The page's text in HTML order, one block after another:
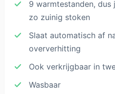
9 warmtestanden, dus
zo zuinig stoken
Slaat automatisch af
oververhitting
Ook verkrijgbaar in
Wasbaar